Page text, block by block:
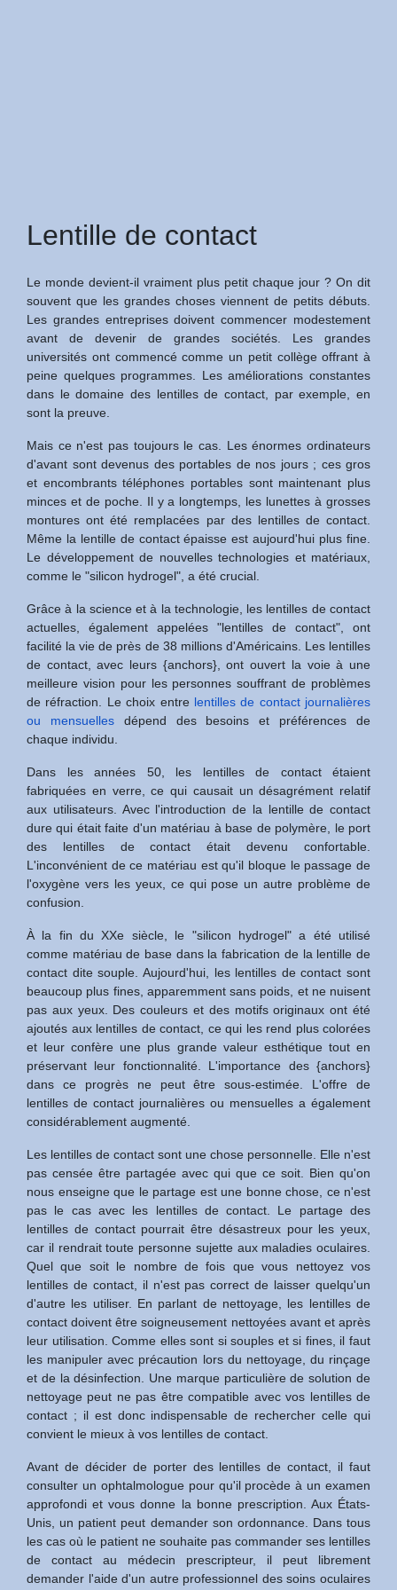
Lentille de contact
Le monde devient-il vraiment plus petit chaque jour ? On dit
souvent que les grandes choses viennent de petits débuts.
Les grandes entreprises doivent commencer modestement
avant de devenir de grandes sociétés. Les grandes
universités ont commencé comme un petit collège offrant à
peine quelques programmes. Les améliorations constantes
dans le domaine des lentilles de contact, par exemple, en
sont la preuve.
Mais ce n'est pas toujours le cas. Les énormes ordinateurs
d'avant sont devenus des portables de nos jours ; ces gros
et encombrants téléphones portables sont maintenant plus
minces et de poche. Il y a longtemps, les lunettes à grosses
montures ont été remplacées par des lentilles de contact.
Même la lentille de contact épaisse est aujourd'hui plus fine.
Le développement de nouvelles technologies et matériaux,
comme le "silicon hydrogel", a été crucial.
Grâce à la science et à la technologie, les lentilles de contact
actuelles, également appelées "lentilles de contact", ont
facilité la vie de près de 38 millions d'Américains. Les lentilles
de contact, avec leurs {anchors}, ont ouvert la voie à une
meilleure vision pour les personnes souffrant de problèmes
de réfraction. Le choix entre lentilles de contact journalières
ou mensuellesdépend des besoins et préférences de
chaque individu.
Dans les années 50, les lentilles de contact étaient
fabriquées en verre, ce qui causait un désagrément relatif
aux utilisateurs. Avec l'introduction de la lentille de contact
dure qui était faite d'un matériau à base de polymère, le port
des lentilles de contact était devenu confortable.
L'inconvénient de ce matériau est qu'il bloque le passage de
l'oxygène vers les yeux, ce qui pose un autre problème de
confusion.
À la fin du XXe siècle, le "silicon hydrogel" a été utilisé
comme matériau de base dans la fabrication de la lentille de
contact dite souple. Aujourd'hui, les lentilles de contact sont
beaucoup plus fines, apparemment sans poids, et ne nuisent
pas aux yeux. Des couleurs et des motifs originaux ont été
ajoutés aux lentilles de contact, ce qui les rend plus colorées
et leur confère une plus grande valeur esthétique tout en
préservant leur fonctionnalité. L'importance des {anchors}
dans ce progrès ne peut être sous-estimée. L'offre de
lentilles de contact journalières ou mensuelles a également
considérablement augmenté.
Les lentilles de contact sont une chose personnelle. Elle n'est
pas censée être partagée avec qui que ce soit. Bien qu'on
nous enseigne que le partage est une bonne chose, ce n'est
pas le cas avec les lentilles de contact. Le partage des
lentilles de contact pourrait être désastreux pour les yeux,
car il rendrait toute personne sujette aux maladies oculaires.
Quel que soit le nombre de fois que vous nettoyez vos
lentilles de contact, il n'est pas correct de laisser quelqu'un
d'autre les utiliser. En parlant de nettoyage, les lentilles de
contact doivent être soigneusement nettoyées avant et après
leur utilisation. Comme elles sont si souples et si fines, il faut
les manipuler avec précaution lors du nettoyage, du rinçage
et de la désinfection. Une marque particulière de solution de
nettoyage peut ne pas être compatible avec vos lentilles de
contact ; il est donc indispensable de rechercher celle qui
convient le mieux à vos lentilles de contact.
Avant de décider de porter des lentilles de contact, il faut
consulter un ophtalmologue pour qu'il procède à un examen
approfondi et vous donne la bonne prescription. Aux États-
Unis, un patient peut demander son ordonnance. Dans tous
les cas où le patient ne souhaite pas commander ses lentilles
de contact au médecin prescripteur, il peut librement
demander l'aide d'un autre professionnel des soins oculaires